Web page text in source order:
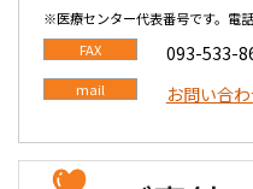
※医療センター代表番号です。電
FAX
093-533-
mail お問い合